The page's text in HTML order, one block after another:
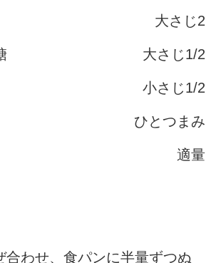
大さじ2
大さじ1/2
小さじ1/2
ひとつまみ
適量
合わせ、食パンに半量ずつぬ